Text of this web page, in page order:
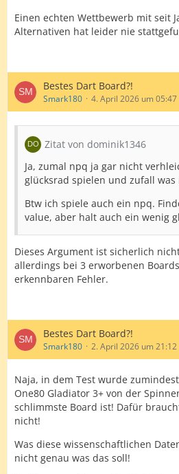
Einen echten Wettbewerb mit seit
Alternativen hat leider nie
Bestes Dart Board?!
Smark180 4. April 2026 um 05:47
Zitat von dominik1346
Ja, zumal npq ja gar nicht
glücksrad spielen und zufall was
Btw ich spiele auch ein npq.
value, aber halt auch ein wenig
Dieses Argument ist sicherlich
allerdings bei 3 erworbenen
erkennbaren Fehler.
Bestes Dart Board?!
Smark180 2. April 2026 um 21:12
Naja, in dem Test wurde
One80 Gladiator 3+ von der
schlimmste Board ist! Dafür
nicht!
Was diese wissenschaftlichen
nicht genau was das soll!